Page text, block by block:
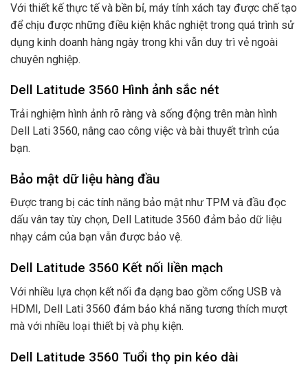
Với thiết kế thực tế và bền bỉ, máy tính xách tay được chế tạo
để chịu được những điều kiện khắc nghiệt trong quá trình sử
dụng kinh doanh hàng ngày trong khi vẫn duy trì vẻ ngoài
chuyên nghiệp.
Dell Latitude 3560 Hình ảnh sắc nét
Trải nghiệm hình ảnh rõ ràng và sống động trên màn hình
Dell Lati 3560, nâng cao công việc và bài thuyết trình của
bạn.
Bảo mật dữ liệu hàng đầu
Được trang bị các tính năng bảo mật như TPM và đầu đọc
dấu vân tay tùy chọn, Dell Latitude 3560 đảm bảo dữ liệu
nhạy cảm của bạn vẫn được bảo vệ.
Dell Latitude 3560 Kết nối liền mạch
Với nhiều lựa chọn kết nối đa dạng bao gồm cổng USB và
HDMI, Dell Lati 3560 đảm bảo khả năng tương thích mượt
mà với nhiều loại thiết bị và phụ kiện.
Dell Latitude 3560 Tuổi thọ pin kéo dài